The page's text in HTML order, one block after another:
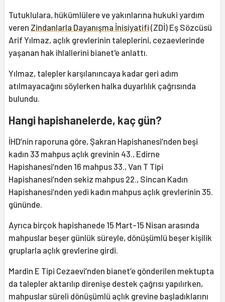
Tutuklulara, hükümlülere ve yakınlarına hukuki yardım
veren Zindanlarla Dayanışma İnisiyatifi (ZDİ) Eş Sözcüsü
Arif Yılmaz, açlık grevlerinin taleplerini, cezaevlerinde
yaşanan hak ihlallerini bianet'e anlattı.
Yılmaz, talepler karşılanıncaya kadar geri adım
atılmayacağını söylerken halka duyarlılık çağrısında
bulundu.
Hangi hapishanelerde, kaç gün?
İHD’nin raporuna göre, Şakran Hapishanesi’nden beşi
kadın 33 mahpus açlık grevinin 43., Edirne
Hapishanesi’nden 16 mahpus 33., Van T Tipi
Hapishanesi’nden sekiz mahpus 22., Sincan Kadın
Hapishanesi’nden yedi kadın mahpus açlık grevlerinin 35.
gününde.
Ayrıca birçok hapishanede 15 Mart-15 Nisan arasında
mahpuslar beşer günlük süreyle, dönüşümlü beşer kişilik
gruplarla açlık grevlerine girdi.
Mardin E Tipi Cezaevi’nden bianet’e gönderilen mektupta
da talepler aktarılıp direnişe destek çağrısı yapılırken,
mahpuslar süreli dönüşümlü açlık grevine başladıklarını